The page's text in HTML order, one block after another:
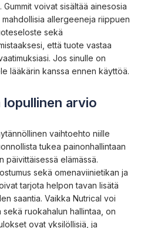
voivat sisältää ainesosia
allergeeneja riippuen
sekä
että tuote vastaa
Jos sinulle on
lääkärin kanssa ennen käyttöä.
arvio
vaihtoehto niille
tukea painonhallintaan
päivittäisessä elämässä.
sekä omenaviinietikan ja
tarjota helpon tavan lisätä
saantia. Vaikka Nutrical voi
ruokahalun hallintaa, on
ovat yksilöllisiä, ja